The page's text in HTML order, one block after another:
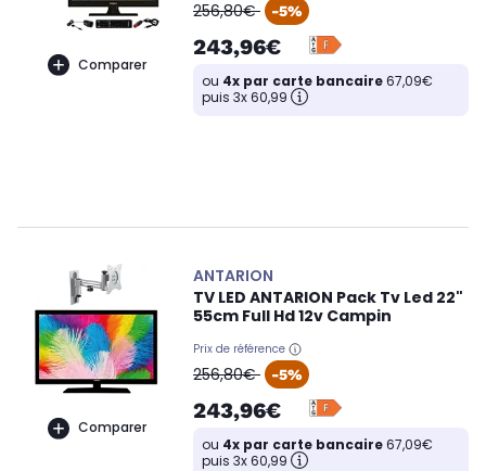
Comparer
oldPrice
256,80€ -5%
243,96€
ou 4x par carte bancaire67,09€
puis 3x 60,99
Comparer
ANTARION
TV LED ANTARION Pack Tv Led 22"
55cm Full Hd 12v Campin
Prix de référence
oldPrice
256,80€ -5%
243,96€
ou 4x par carte bancaire67,09€
puis 3x 60,99